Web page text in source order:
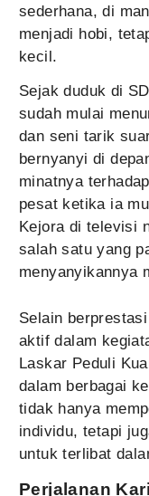
sederhana, di
menjadi hobi,
kecil.
Sejak duduk di
sudah mulai
dan seni tarik
bernyanyi di
minatnya
pesat ketika ia
Kejora di televisi
salah satu yang
menyanyikannya
Selain
aktif dalam
Laskar Peduli
dalam berbagai
tidak hanya
individu, tetapi
untuk terlibat
Perjalanan